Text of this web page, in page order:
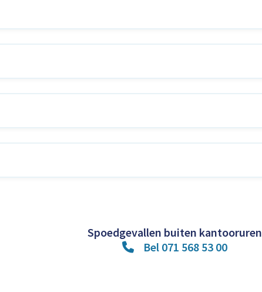
Spoedgevallen buiten kantooruren
Bel 071 568 53 00